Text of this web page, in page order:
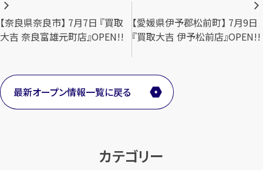
カンタン 無料
投
稿
ビ
ゲ
【奈良県奈良市】 7月7日 『買取
大吉 奈良富雄元町店』OPEN!!
【愛媛県伊予郡松前町】 7月9日
『買取大吉 伊予松前店』OPEN!!
最新オープン情報一覧に戻る
カテゴリー